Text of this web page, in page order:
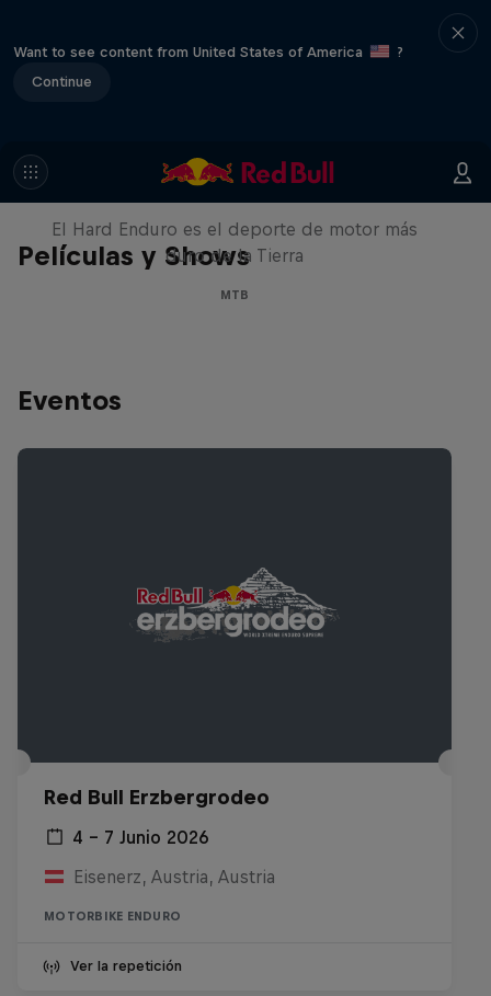
Want to see content from United States of America
?
Continue
Películas y Shows
Hard Enduro 2025: ¿La
temporada más difícil?
El Hard Enduro es el deporte de motor más
duro de la Tierra
MTB
Eventos
Red Bull Erzbergrodeo
4 – 7 Junio 2026
Eisenerz, Austria, Austria
MOTORBIKE ENDURO
Ver la repetición